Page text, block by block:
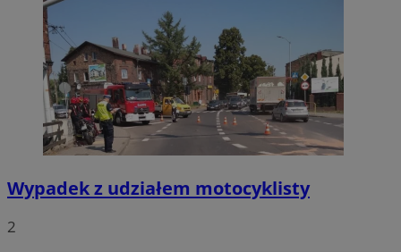
Wypadek z udziałem motocyklisty
2